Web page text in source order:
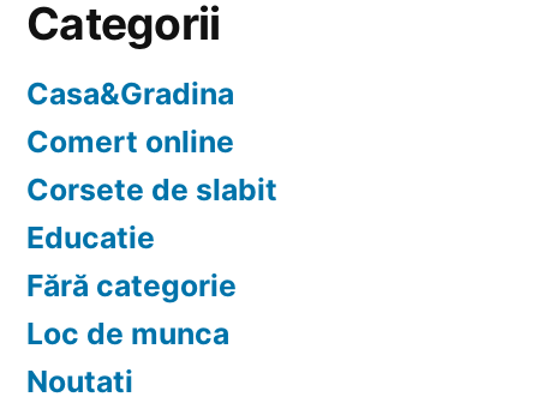
Categorii
Casa&Gradina
Comert online
Corsete de slabit
Educatie
Fără categorie
Loc de munca
Noutati